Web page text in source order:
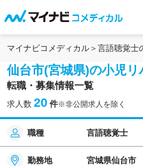
マイナビコメディカル 言語聴覚士
仙台市(宮城県)の小児
転職・募集情報一覧
求人数 20 件※非公開求人を除く
職種 言語聴覚士
勤務地 宮城県仙台市